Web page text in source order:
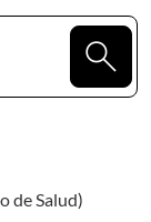
de Salud)